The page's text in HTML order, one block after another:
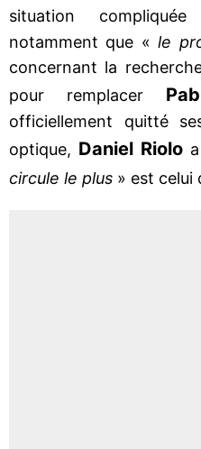
situation
notamment que «le
concernant la
pour remplacer
officiellement quitté
optique, Daniel Riolo
circule le plus » est celui